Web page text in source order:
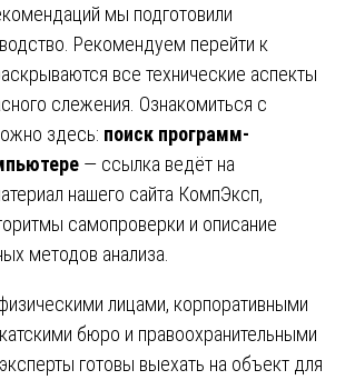
мы подготовили
Рекомендуем перейти к
все технические аспекты
слежения. Ознакомиться с
здесь: поиск программ-
— ссылка ведёт на
нашего сайта КомпЭксп,
самопроверки и описание
методов анализа.
лицами, корпоративными
бюро и правоохранительными
готовы выехать на объект для